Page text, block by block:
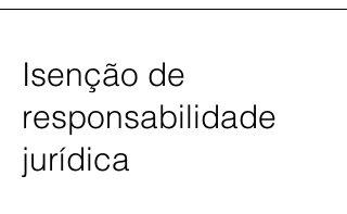
Isenção de
responsabilidade
jurídica